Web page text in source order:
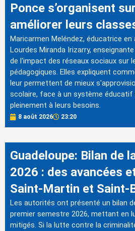
Ponce s’organisent
améliorer leurs
Maricarmen Meléndez, éducatrice en
Lourdes Miranda Irizarry,
de l'impact des réseaux sociaux sur
pédagogiques. Elles expliquent
leur permettent de mieux
scolaire, face à un système éducatif
pleinement à leurs besoins.
8 août 2026 23:20
Guadeloupe: Bilan de
2026 : des avancées
Saint-Martin et Saint-
Les autorités ont présenté un bilan
premier semestre 2026, mettant en
mitigés. Si la lutte contre la